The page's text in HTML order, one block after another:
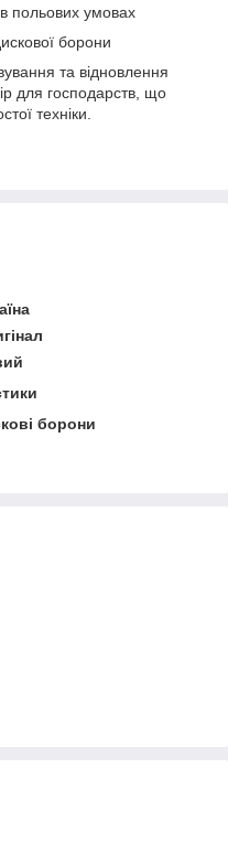
польових умовах
борони
та відновлення
для господарств, що
техніки.
борони